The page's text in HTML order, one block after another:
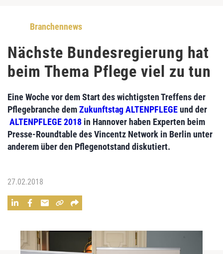
Branchennews
Nächste Bundesregierung hat
beim Thema Pflege viel zu tun
Eine Woche vor dem Start des wichtigsten Treffens der
Pflegebranche demZukunftstag ALTENPFLEGEund der
ALTENPFLEGE 2018 in Hannover haben Experten beim
Presse-Roundtable des Vincentz Network in Berlin unter
anderem über den Pflegenotstand diskutiert.
27.02.2018